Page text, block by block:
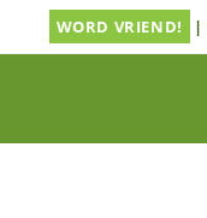
WORD VRIEND! |